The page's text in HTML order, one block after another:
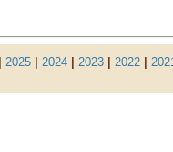
2025| 2024| 2023| 2022|